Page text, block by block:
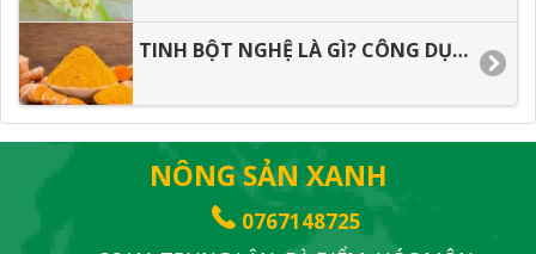
TINH BỘT NGHỆ LÀ GÌ? CÔNG DỤNG TINH BỘT NGHỆ
NÔNG SẢN XANH
0767148725